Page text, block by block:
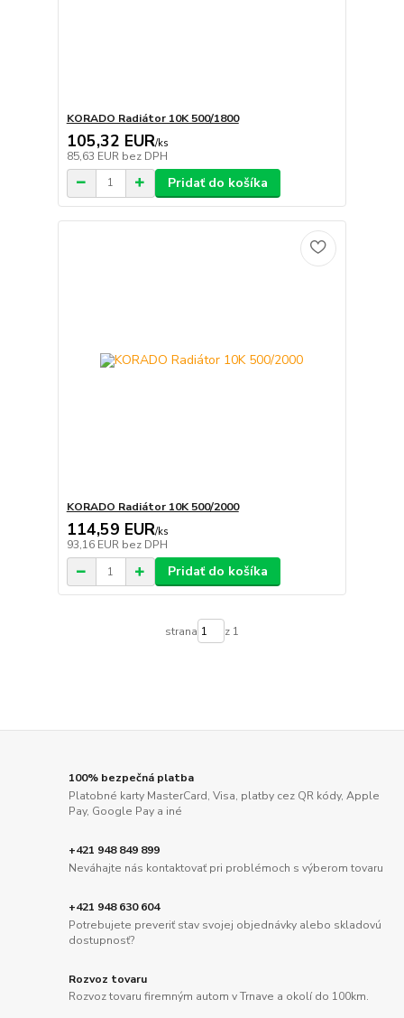
KORADO Radiátor 10K 500/1800
105,32 EUR/ks
85,63 EUR bez DPH
Pridať do košíka
KORADO Radiátor 10K 500/2000
114,59 EUR/ks
93,16 EUR bez DPH
Pridať do košíka
strana z 1
100% bezpečná platba
Platobné karty MasterCard, Visa, platby cez QR kódy, Apple
Pay, Google Pay a iné
+421 948 849 899
Neváhajte nás kontaktovať pri problémoch s výberom tovaru
+421 948 630 604
Potrebujete preveriť stav svojej objednávky alebo skladovú
dostupnosť?
Rozvoz tovaru
Rozvoz tovaru firemným autom v Trnave a okolí do 100km.